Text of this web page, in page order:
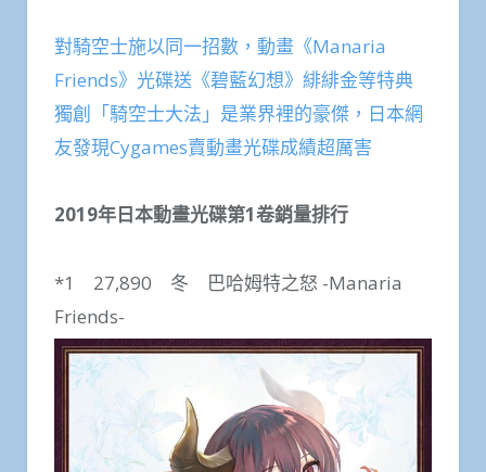
對騎空士施以同一招數，動畫《Manaria
Friends》光碟送《碧藍幻想》緋緋金等特典
獨創「騎空士大法」是業界裡的豪傑，日本網
友發現Cygames賣動畫光碟成績超厲害
2019年日本動畫光碟第1卷銷量排行
*1 27,890 冬 巴哈姆特之怒 -Manaria
Friends-